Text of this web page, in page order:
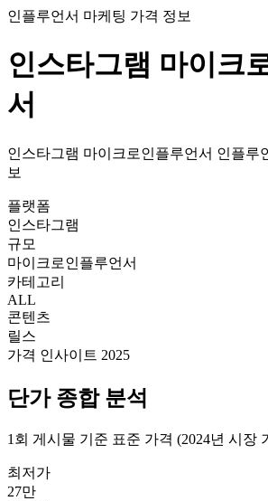
인플루언서 마케팅 가격 정보
인스타그램 마이크
서
인스타그램 마이크로인플루언서 인플루
보
플랫폼
인스타그램
규모
마이크로인플루언서
카테고리
ALL
콘텐츠
릴스
가격 인사이트 2025
단가종합 분석
1회 게시물 기준 표준 가격 (2024년 시장
최저가
27만